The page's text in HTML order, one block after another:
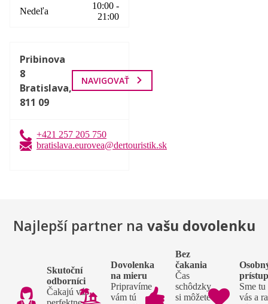
Nedeľa
10:00 -
21:00
Pribinova
8
Bratislava,
811 09
NAVIGOVAŤ
+421 257 205 750
bratislava.eurovea@dertouristik.sk
Najlepší partner na vašu dovolenku
Skutoční
odborníci
Čakajú vás
Dovolenka
na mieru
Pripravíme
vám tú
Bez
čakania
Čas
schôdzky
si môžete
Sme tu
vás a